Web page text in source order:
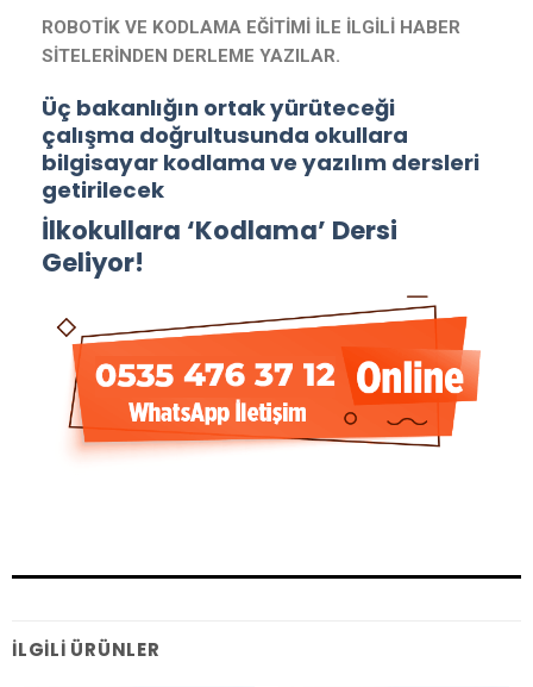
ROBOTİK VE KODLAMA EĞİTİMİ İLE İLGİLİ HABER
SİTELERİNDEN DERLEME YAZILAR.
Üç bakanlığın ortak yürüteceği
çalışma doğrultusunda okullara
bilgisayar kodlama ve yazılım dersleri
getirilecek
İlkokullara ‘Kodlama’ Dersi
Geliyor!
İLGILI ÜRÜNLER